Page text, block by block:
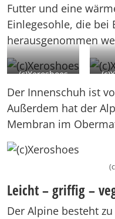
Futter und eine
Einlegesohle, die
herausgenommen
(c)Xeroshoes
Der Innenschuh ist
Außerdem hat der
Membran im
Leicht – griffig –
Der Alpine besteht